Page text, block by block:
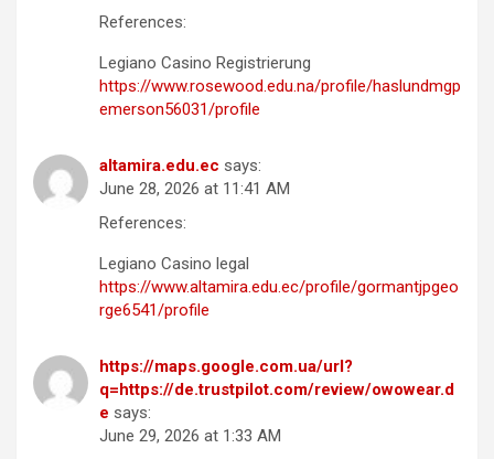
References:
Legiano Casino Registrierung
https://www.rosewood.edu.na/profile/haslundmgp
emerson56031/profile
altamira.edu.ec says:
June 28, 2026 at 11:41 AM
References:
Legiano Casino legal
https://www.altamira.edu.ec/profile/gormantjpgeo
rge6541/profile
https://maps.google.com.ua/url?
q=https://de.trustpilot.com/review/owowear.d
e says:
June 29, 2026 at 1:33 AM